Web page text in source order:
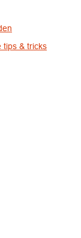
tips & tricks